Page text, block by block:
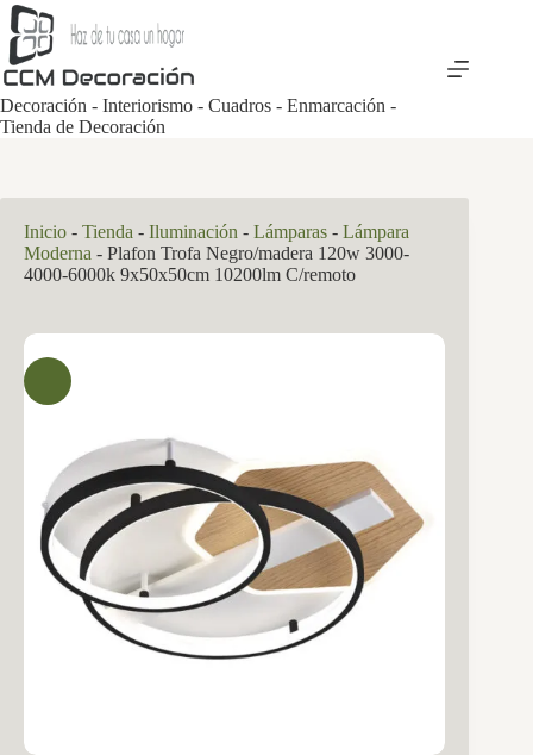
Saltar
al
contenido
Decoración - Interiorismo - Cuadros - Enmarcación -
Tienda de Decoración
Inicio - Tienda - Iluminación - Lámparas - Lámpara
Moderna - Plafon Trofa Negro/madera 120w 3000-
4000-6000k 9x50x50cm 10200lm C/remoto